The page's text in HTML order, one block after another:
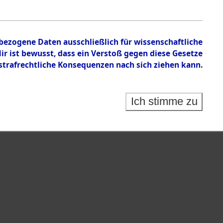
Daten ausschließlich für wissenschaftliche
bewusst, dass ein Verstoß gegen diese Gesetze
Konsequenzen nach sich ziehen kann.
Ich stimme zu